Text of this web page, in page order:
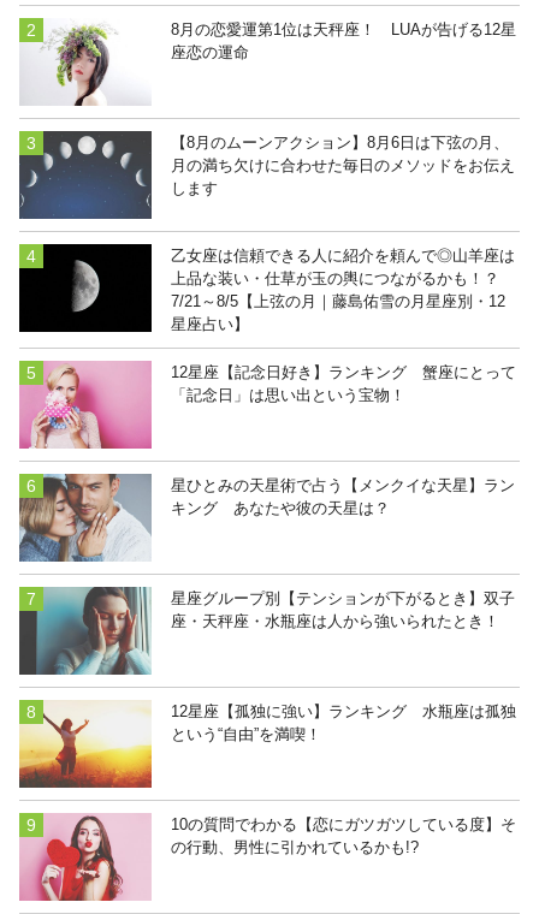
8月の恋愛運第1位は天秤座！ LUAが告げる12星
座恋の運命
【8月のムーンアクション】8月6日は下弦の月、
月の満ち欠けに合わせた毎日のメソッドをお伝え
します
乙女座は信頼できる人に紹介を頼んで◎山羊座は
上品な装い・仕草が玉の輿につながるかも！？
7/21～8/5【上弦の月｜藤島佑雪の月星座別・12
星座占い】
12星座【記念日好き】ランキング 蟹座にとって
「記念日」は思い出という宝物！
星ひとみの天星術で占う【メンクイな天星】ラン
キング あなたや彼の天星は？
星座グループ別【テンションが下がるとき】双子
座・天秤座・水瓶座は人から強いられたとき！
12星座【孤独に強い】ランキング 水瓶座は孤独
という“自由”を満喫！
10の質問でわかる【恋にガツガツしている度】そ
の行動、男性に引かれているかも!?